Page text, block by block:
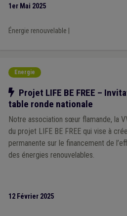
1er Mai 2025
Énergie renouvelable
Energie
Notre action
Projet LIFE BE FREE –
table ronde nationale
Notre association sœur flamande, la
du projet LIFE BE FREE qui vise à
permanente sur le financement de
des énergies renouvelables.
12 Février 2025